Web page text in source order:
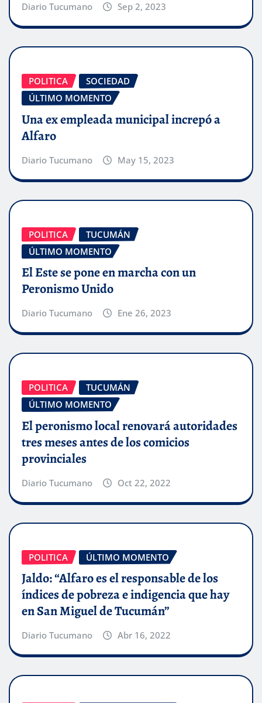
Diario Tucumano Sep 2, 2023
POLITICA
SOCIEDAD
ÚLTIMO MOMENTO
Una ex empleada municipal increpó a
Alfaro
Diario Tucumano May 15, 2023
POLITICA
TUCUMÁN
ÚLTIMO MOMENTO
El Este se pone en marcha con un
Peronismo Unido
Diario Tucumano Ene 26, 2023
POLITICA
TUCUMÁN
ÚLTIMO MOMENTO
El peronismo local renovará autoridades
tres meses antes de los comicios
provinciales
Diario Tucumano Oct 22, 2022
POLITICA ÚLTIMO MOMENTO
Jaldo: “Alfaro es el responsable de los
índices de pobreza e indigencia que hay
en San Miguel de Tucumán”
Diario Tucumano Abr 16, 2022